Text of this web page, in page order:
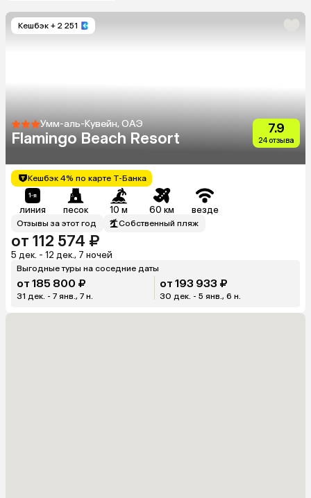
Кешбэк + 2 251
Умм-аль-Кувейн, ОАЭ
Flamingo Beach Resort
7.9
24 отзыва
Кешбэк 4% по карте Т-Банка
линия песок 10 м 60 км везде
Отзывы за этот год Собственный пляж
от 112 574 ₽
5 дек. - 12 дек., 7 ночей
Выгодные туры на соседние даты
от 185 800 ₽
31 дек. - 7 янв., 7 н.
от 193 933 ₽
30 дек. - 5 янв., 6 н.